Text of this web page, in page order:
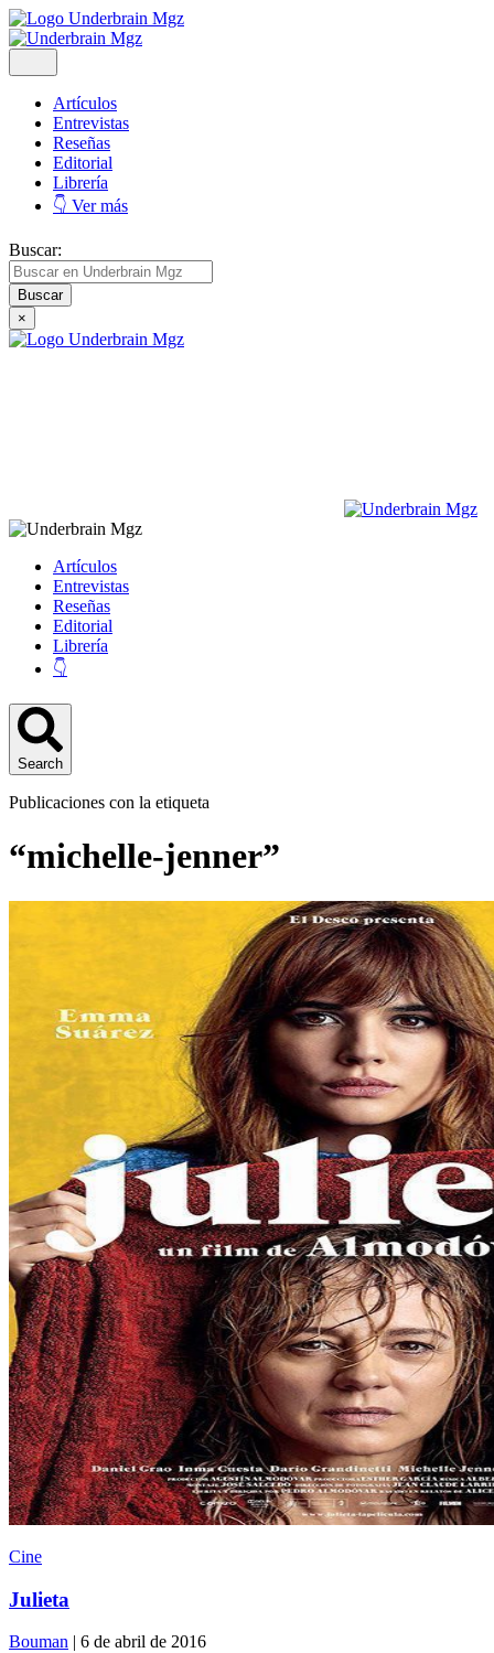
Artículos
Entrevistas
Reseñas
Editorial
Librería
👇 Ver más
Buscar:
×
Artículos
Entrevistas
Reseñas
Editorial
Librería
👇
Search
Publicaciones con la etiqueta
“michelle-jenner”
Cine
Julieta
Bouman | 6 de abril de 2016